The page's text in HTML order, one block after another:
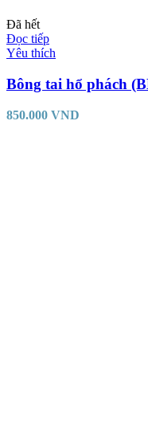
Đã hết
Đọc tiếp
Yêu thích
Bông tai hổ phách
850.000 VND